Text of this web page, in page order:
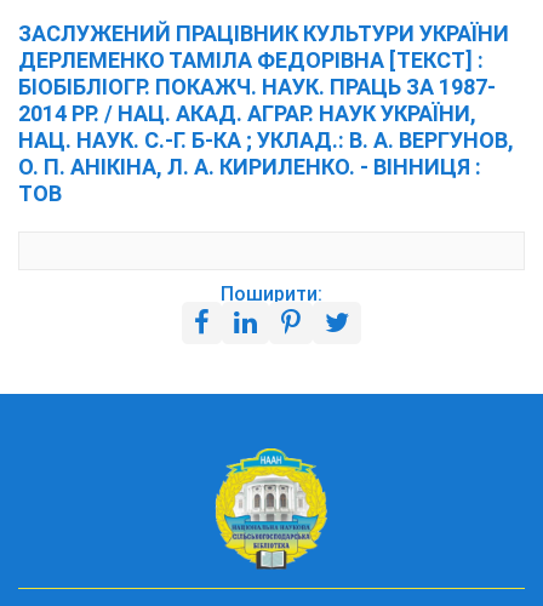
ЗАСЛУЖЕНИЙ ПРАЦІВНИК КУЛЬТУРИ УКРАЇНИ
ДЕРЛЕМЕНКО ТАМІЛА ФЕДОРІВНА [ТЕКСТ] :
БІОБІБЛІОГР. ПОКАЖЧ. НАУК. ПРАЦЬ ЗА 1987-
2014 РР. / НАЦ. АКАД. АГРАР. НАУК УКРАЇНИ,
НАЦ. НАУК. С.-Г. Б-КА ; УКЛАД.: В. А. ВЕРГУНОВ,
О. П. АНІКІНА, Л. А. КИРИЛЕНКО. - ВІННИЦЯ :
ТОВ
Поширити: